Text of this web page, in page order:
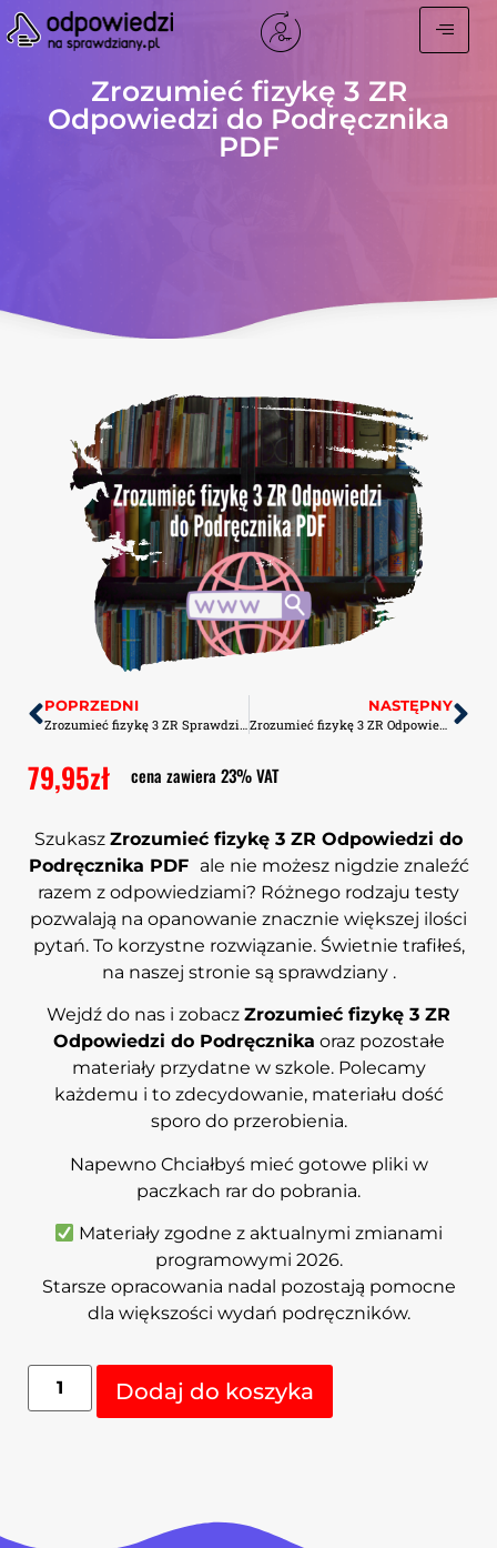
Zrozumieć fizykę 3 ZR
Odpowiedzi do Podręcznika
PDF
POPRZEDNI
Zrozumieć fizykę 3 ZR Sprawdziany-Odpowiedzi PDF
NASTĘPNY
Zrozumieć fizykę 3 ZR Odpowiedzi do maturalnych kart pracy PDF
79,95zł cena zawiera 23% VAT
Szukasz Zrozumieć fizykę 3 ZR Odpowiedzi do
Podręcznika PDF ale nie możesz nigdzie znaleźć
razem z odpowiedziami? Różnego rodzaju testy
pozwalają na opanowanie znacznie większej ilości
pytań. To korzystne rozwiązanie. Świetnie trafiłeś,
na naszej stronie są sprawdziany .
Wejdź do nas i zobacz Zrozumieć fizykę 3 ZR
Odpowiedzi do Podręcznika oraz pozostałe
materiały przydatne w szkole. Polecamy
każdemu i to zdecydowanie, materiału dość
sporo do przerobienia.
Napewno Chciałbyś mieć gotowe pliki w
paczkach rar do pobrania.
Materiały zgodne z aktualnymi zmianami
programowymi 2026.
Starsze opracowania nadal pozostają pomocne
dla większości wydań podręczników.
Dodaj do koszyka